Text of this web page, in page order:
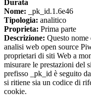
Durata
Nome: _pk_id.1.6e46
Tipologia: analitico
Proprieta: Prima parte
Descrizione: Questo nome
analisi web open source
proprietari di siti Web a
misurare le prestazioni del
prefisso _pk_id è seguito
si ritiene sia un codice di
cookie.